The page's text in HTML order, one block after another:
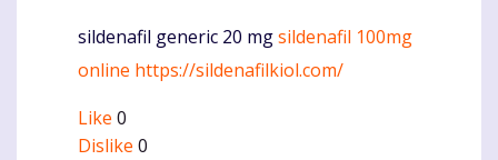
Komentaras
sildenafil generic 20 mgsildenafil 100mg
online https://sildenafilkiol.com/
Like 0
Dislike 0